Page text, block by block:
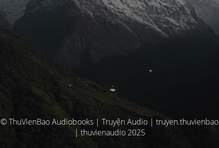
© ThuVienBao Audiobooks | Truyện Audio | truyen.thuvienbao
| thuvienaudio 2025